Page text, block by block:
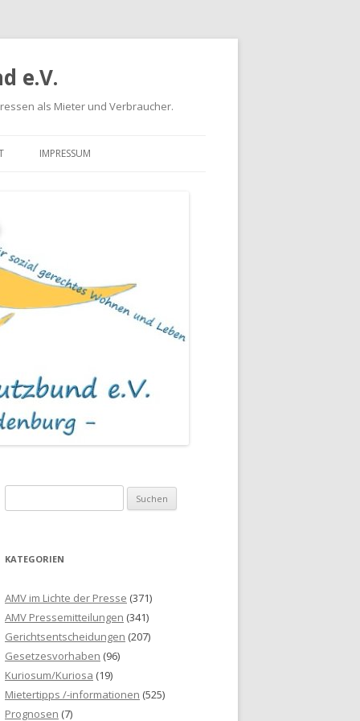
e.V.
als Mieter und Verbraucher.
IMPRESSUM
u
h
n
n
a
c
h
:
KATEGORIEN
AMV im Lichte der Presse (371)
AMV Pressemitteilungen (341)
Gerichtsentscheidungen (207)
Gesetzesvorhaben (96)
Kuriosum/Kuriosa (19)
Mietertipps /-informationen (525)
Prognosen (7)